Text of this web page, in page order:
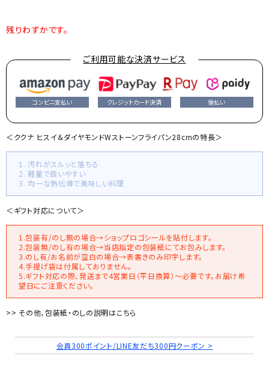
残りわずかです。
ご利用可能な決済サービス
コンビニ支払い クレジットカード決済 後払い
＜ククナ ヒスイ＆ダイヤモンドWストーンフライパン28cmの特長＞
1. 汚れがスルッと落ちる
2. 軽量で扱いやすい
3. 均一な熱伝導で美味しい料理
＜ギフト対応について＞
1.包装有/のし無の場合→ショップロゴシールを貼付します。
2.包装無/のし有の場合→当店指定の包装紙にてお包みします。
3.のし有/お名前が空白の場合→表書きのみ印字します。
4.手提げ袋は付属しておりません。
5.ギフト対応の際、発送まで4営業日（平日換算）～必要です。お届け希
望日にご注意ください。
>> その他、包装紙・のしの説明はこちら
会員300ポイント/LINE友だち300円クーポン >